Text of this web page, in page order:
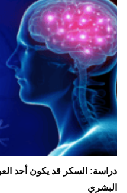
دراسة: السكر قد يكون أحد
البشري